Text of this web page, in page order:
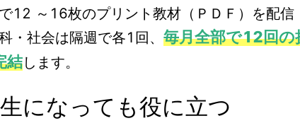
12 ～16枚のプリント教材（ＰＤＦ）を配
・社会は隔週で各1回、 毎月全部で12回の
結します。
になっても役に立つ